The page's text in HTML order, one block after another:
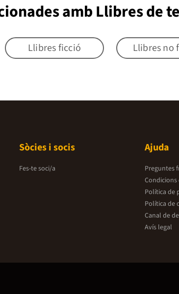
amb Llibres de
Llibres ficció Llibres no
Sòcies i socis
Fes-te soci/a
Ajuda
Preguntes
Política de
Política de
Canal de
Avís legal